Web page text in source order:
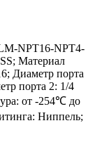
NPT16-NPT4-
Материал
Диаметр порта
порта 2: 1/4
от -254℃ до
Ниппель;